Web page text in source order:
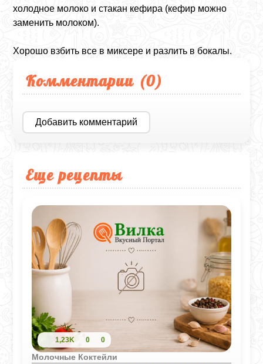
холодное молоко и стакан кефира (кефир можно
заменить молоком).
Хорошо взбить все в миксере и разлить в бокалы.
Комментарии (0)
Добавить комментарий
Еще рецепты
1,23K 0 0
Молочные Коктейли